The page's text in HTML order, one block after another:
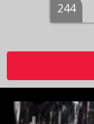
244